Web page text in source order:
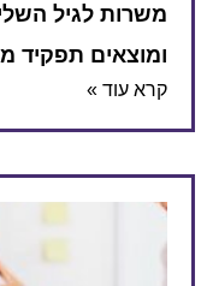
משרות לגיל
ומוצאים תפקיד
קרא עוד »